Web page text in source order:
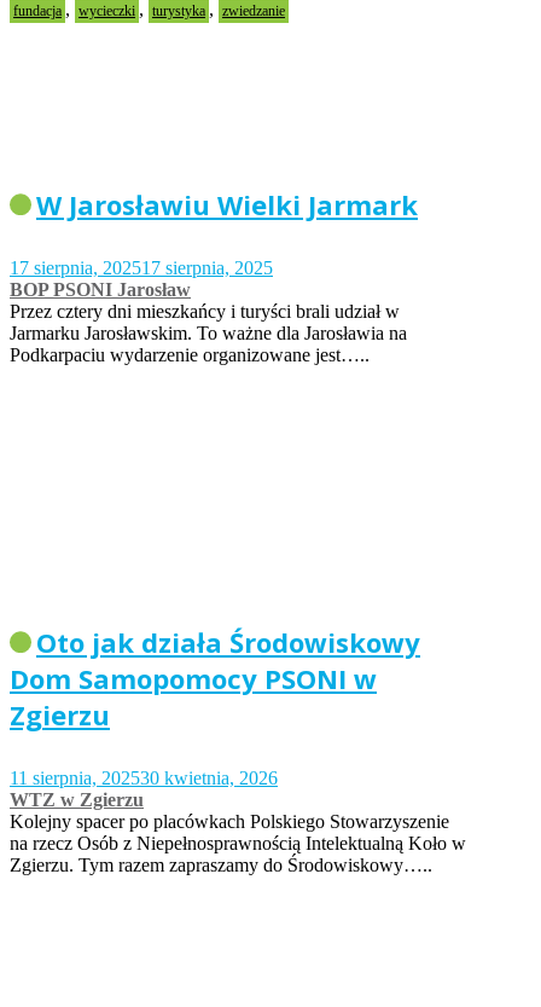
fundacja , wycieczki , turystyka , zwiedzanie
W Jarosławiu Wielki Jarmark
17 sierpnia, 202517 sierpnia, 2025
BOP PSONI Jarosław
Przez cztery dni mieszkańcy i turyści brali udział w
Jarmarku Jarosławskim. To ważne dla Jarosławia na
Podkarpaciu wydarzenie organizowane jest…..
Oto jak działa Środowiskowy
Dom Samopomocy PSONI w
Zgierzu
11 sierpnia, 202530 kwietnia, 2026
WTZ w Zgierzu
Kolejny spacer po placówkach Polskiego Stowarzyszenie
na rzecz Osób z Niepełnosprawnością Intelektualną Koło w
Zgierzu. Tym razem zapraszamy do Środowiskowy…..